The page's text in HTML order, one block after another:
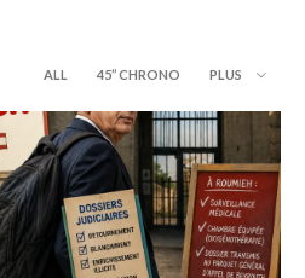
ALL 45’’ CHRONO PLUS